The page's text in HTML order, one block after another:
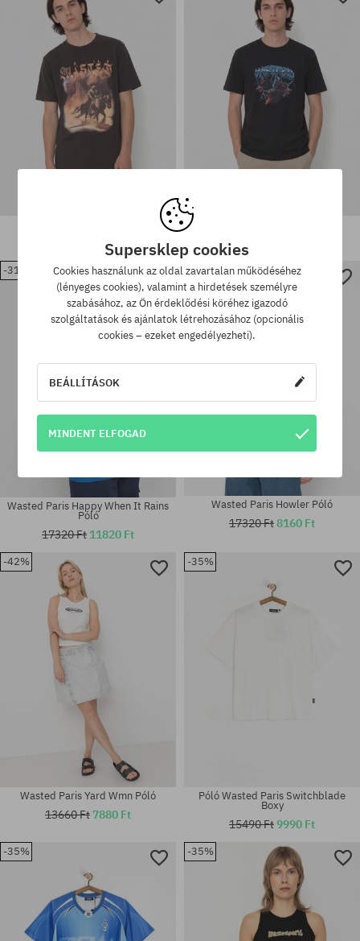
Elérhető méretek:
Elérhető méretek:
Elérhető méretek:
Elérhető méretek:
S; L; XL
Elérhető méretek:
12740 Ft 18240 Ft
-31%
Elérhető méretek:
Wasted Paris Happy When It Rains
Póló
17320 Ft 11820 Ft
-52%
Elérhető méretek:
Wasted Paris Howler Póló
17320 Ft8160 Ft
-42%
Wasted Paris Yard Wmn Póló
13660 Ft 7880 Ft
-35%
Póló Wasted Paris Switchblade
Boxy
15490 Ft9990 Ft
-35% -35%
Supersklep cookies
Cookies használunk az oldal zavartalan működéséhez
(lényeges cookies), valamint a hirdetések személyre
szabásához, az Ön érdeklődési köréhez igazodó
szolgáltatások és ajánlatok létrehozásához (opcionális
cookies – ezeket engedélyezheti).
BEÁLLÍTÁSOK
MINDENT ELFOGAD